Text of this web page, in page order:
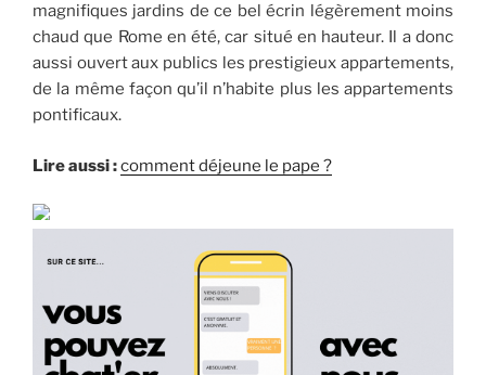
magnifiques jardins de ce bel écrin légèrement moins
chaud que Rome en été, car situé en hauteur. Il a donc
aussi ouvert aux publics les prestigieux appartements,
de la même façon qu’il n’habite plus les appartements
pontificaux.
Lire aussi :comment déjeune le pape ?